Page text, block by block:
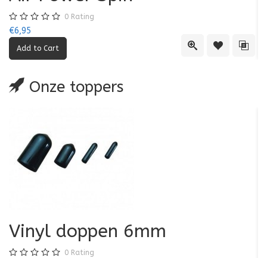
Quick ViewAdd to Add
0 Rating
€6,95
Onze toppers
Vinyl doppen 6mm
0 Rating